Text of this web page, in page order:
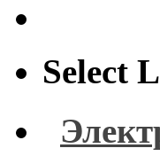
Select